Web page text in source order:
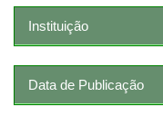
Instituição
Data de Publicação